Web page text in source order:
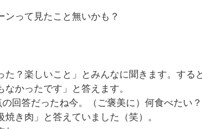
って見たこと無いかも？
？楽しいこと」 とみんなに聞きます。する
なかったです」 と答えます。
の回答だったね今。（ご褒美に）何食べたい
焼き肉」 と答えていました（笑）。